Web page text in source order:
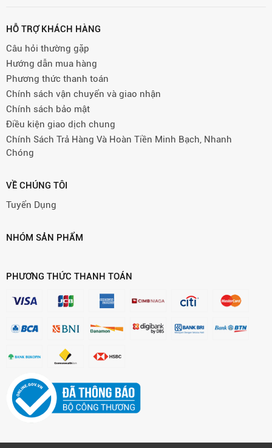
HỖ TRỢ KHÁCH HÀNG
Câu hỏi thường gặp
Hướng dẫn mua hàng
Phương thức thanh toán
Chính sách vận chuyển và giao nhận
Chính sách bảo mật
Điều kiện giao dịch chung
Chính Sách Trả Hàng Và Hoàn Tiền Minh Bạch, Nhanh
Chóng
VỀ CHÚNG TÔI
Tuyển Dụng
NHÓM SẢN PHẨM
PHƯƠNG THỨC THANH TOÁN